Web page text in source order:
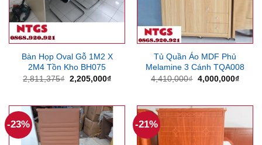
Bàn Họp Oval Gỗ 1M2 X
2M4 Tồn Kho BH075
2,811,375₫ Giá
2,205,000₫Giá
2,205,000₫.
Tủ Quần Áo MDF Phủ
Melamine 3 Cánh TQA008
4,410,000₫ Giá
4,000,000₫Giá
-23% -21%